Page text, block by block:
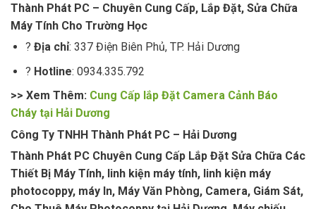
Thành Phát PC – Chuyên Cung Cấp, Lắp Đặt, Sửa Chữa
Máy Tính Cho Trường Học
? Địa chỉ: 337 Điện Biên Phủ, TP. Hải Dương
? Hotline: 0934.335.792
>> Xem Thêm: Cung Cấp lắp Đặt Camera Cảnh Báo
Cháy tại Hải Dương
Công Ty TNHH Thành Phát PC – Hải Dương
Thành Phát PC Chuyên Cung Cấp Lắp Đặt Sửa Chữa Các
Thiết Bị Máy Tính, linh kiện máy tính, linh kiện máy
photocoppy, máy In, Máy Văn Phòng, Camera, Giám Sát,